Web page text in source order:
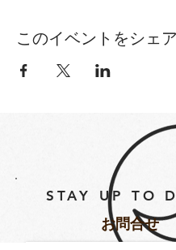
このイベントをシェア
STAY UP TO
​お問合せ